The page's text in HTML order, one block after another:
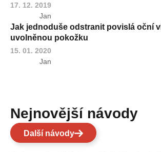
17. 12. 2019
Jan
Jak jednoduše odstranit povislá oční
uvolněnou pokožku
15. 01. 2020
Jan
Nejnovější návody
Další návody